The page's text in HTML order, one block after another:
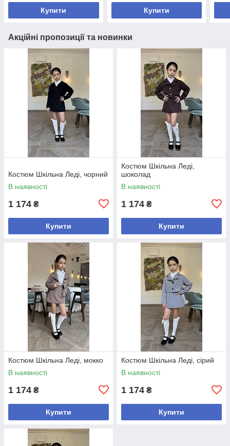
Купити Купити
Акційні пропозиції та новинки
Костюм Шкільна Леді, чорний
В наявності
1 174 ₴
Купити
Костюм Шкільна Леді,
шоколад
В наявності
1 174 ₴
Купити
Костюм Шкільна Леді, мокко
В наявності
1 174 ₴
Купити
Костюм Шкільна Леді, сірий
В наявності
1 174 ₴
Купити